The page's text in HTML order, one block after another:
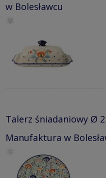
w Bolesławcu
Talerz śniadaniowy Ø
Manufaktura w